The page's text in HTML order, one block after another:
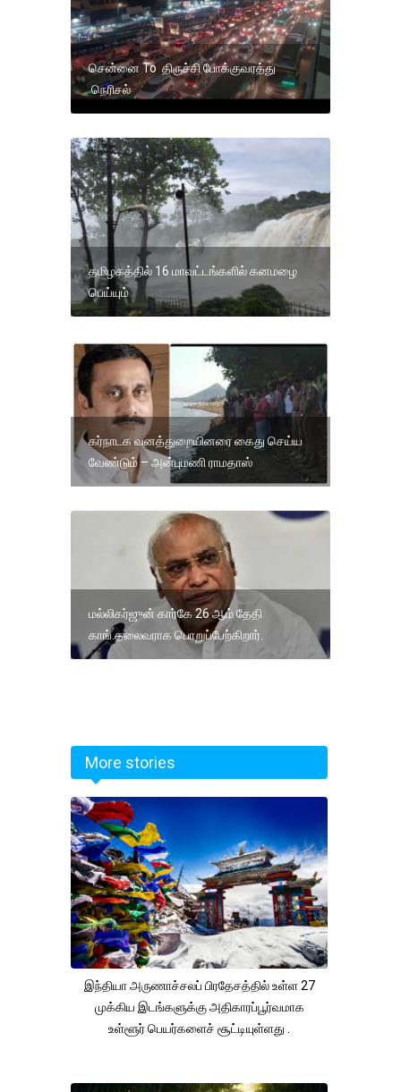
சென்னை To திருச்சி போக்குவரத்து
நெரிசல்
தமிழகத்தில் 16 மாவட்டங்களில் கனமழை
பெய்யும்
கர்நாடக வனத்துறையினரை கைது செய்ய
வேண்டும் – அன்புமணி ராமதாஸ்
மல்லிகர்ஜுன் கார்கே 26 ஆம் தேதி
காங்.தலைவராக பொறுப்பேற்கிறார்.
More stories
இந்தியா அருணாச்சலப் பிரதேசத்தில் உள்ள 27
முக்கிய இடங்களுக்கு அதிகாரப்பூர்வமாக
உள்ளூர் பெயர்களைச் சூட்டியுள்ளது .